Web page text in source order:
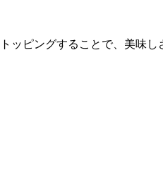
ッピングすることで、美味し